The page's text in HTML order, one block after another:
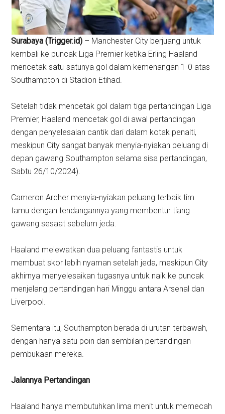
Surabaya (Trigger.id) – Manchester City berjuang untuk
kembali ke puncak Liga Premier ketika Erling Haaland
mencetak satu-satunya gol dalam kemenangan 1-0 atas
Southampton di Stadion Etihad.
Setelah tidak mencetak gol dalam tiga pertandingan Liga
Premier, Haaland mencetak gol di awal pertandingan
dengan penyelesaian cantik dari dalam kotak penalti,
meskipun City sangat banyak menyia-nyiakan peluang di
depan gawang Southampton selama sisa pertandingan,
Sabtu 26/10/2024).
Cameron Archer menyia-nyiakan peluang terbaik tim
tamu dengan tendangannya yang membentur tiang
gawang sesaat sebelum jeda.
Haaland melewatkan dua peluang fantastis untuk
membuat skor lebih nyaman setelah jeda, meskipun City
akhirnya menyelesaikan tugasnya untuk naik ke puncak
menjelang pertandingan hari Minggu antara Arsenal dan
Liverpool.
Sementara itu, Southampton berada di urutan terbawah,
dengan hanya satu poin dari sembilan pertandingan
pembukaan mereka.
Jalannya Pertandingan
Haaland hanya membutuhkan lima menit untuk memecah